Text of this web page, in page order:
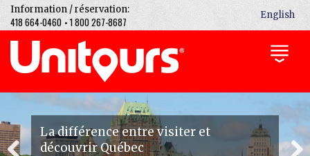
English
Information / réservation:
418 664-0460 •1 800 267-8687
La différence entre visiter et
découvrir Québec